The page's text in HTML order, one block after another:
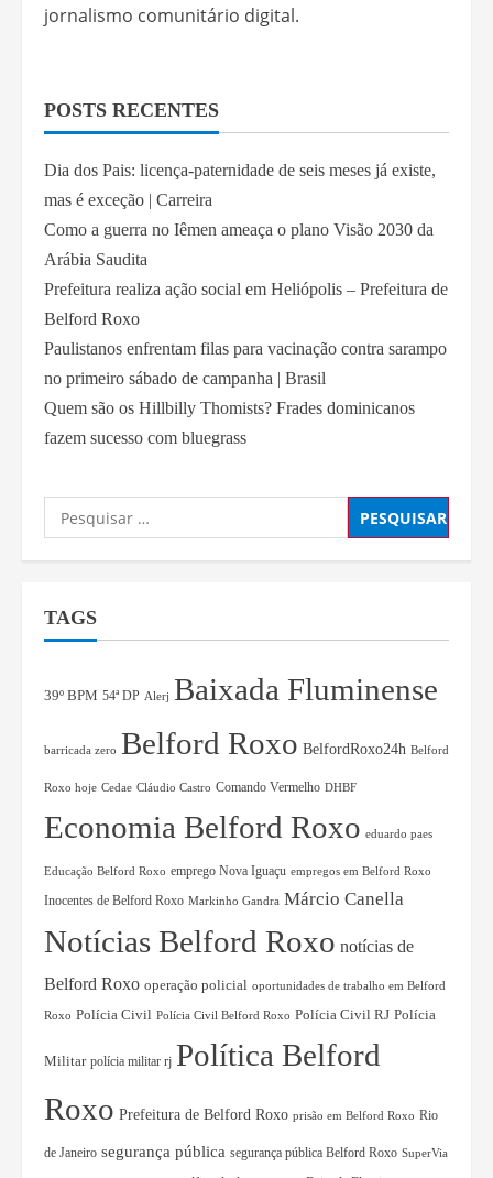
jornalismo comunitário digital.
POSTS RECENTES
Dia dos Pais: licença-paternidade de seis meses já existe,
mas é exceção | Carreira
Como a guerra no Iêmen ameaça o plano Visão 2030 da
Arábia Saudita
Prefeitura realiza ação social em Heliópolis – Prefeitura de
Belford Roxo
Paulistanos enfrentam filas para vacinação contra sarampo
no primeiro sábado de campanha | Brasil
Quem são os Hillbilly Thomists? Frades dominicanos
fazem sucesso com bluegrass
TAGS
39º BPM 54ª DP Alerj Baixada Fluminense
barricada zero Belford Roxo BelfordRoxo24h Belford
Roxo hoje Cedae Cláudio Castro Comando Vermelho DHBF
Economia Belford Roxo eduardo paes
Educação Belford Roxo emprego Nova Iguaçu empregos em Belford Roxo
Inocentes de Belford Roxo Markinho Gandra Márcio Canella
Notícias Belford Roxo notícias de
Belford Roxo operação policial oportunidades de trabalho em Belford
Roxo Polícia Civil Polícia Civil Belford Roxo Polícia Civil RJ Polícia
Militar polícia militar rj Política Belford
Roxo Prefeitura de Belford Roxo prisão em Belford Roxo Rio
de Janeiro segurança pública segurança pública Belford Roxo SuperVia